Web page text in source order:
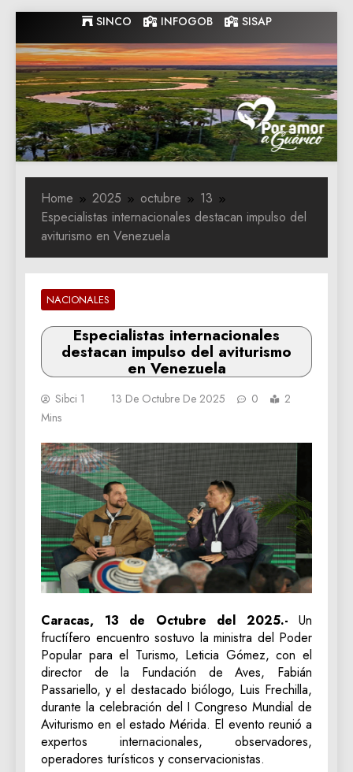
to
content
SINCO INFOGOB SISAP
Gobernacion
de Guarico
Gobernacion de Guarico
Home 2025 octubre
13
Especialistas internacionales destacan impulso del
aviturismo en Venezuela
NACIONALES
Especialistas internacionales
destacan impulso del aviturismo
en Venezuela
Sibci 1 13 De Octubre De 2025 0
2
Mins
Caracas, 13 de Octubre del 2025.- Un
fructífero encuentro sostuvo la ministra del Poder
Popular para el Turismo, Leticia Gómez, con el
director de la Fundación de Aves, Fabián
Passariello, y el destacado biólogo, Luis Frechilla,
durante la celebración del I Congreso Mundial de
Aviturismo en el estado Mérida. El evento reunió a
expertos internacionales, observadores,
operadores turísticos y conservacionistas.